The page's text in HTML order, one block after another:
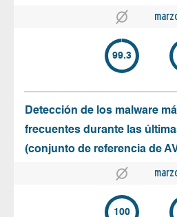
99.3
Detección de los malware
frecuentes durante las
(conjunto de referencia de
100